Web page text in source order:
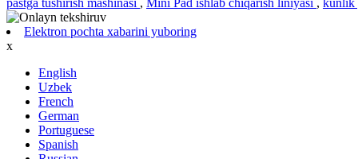
pastga tushirish mashinasi , Mini Pad ishlab chiqarish liniyasi , kunlik
Elektron pochta xabarini yuboring
x
English
Uzbek
French
German
Portuguese
Spanish